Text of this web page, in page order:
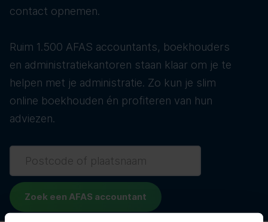
contact opnemen.
Ruim 1.500 AFAS accountants, boekhouders
en administratiekantoren staan klaar om je te
helpen met je administratie. Zo kun je slim
online boekhouden én profiteren van hun
adviezen.